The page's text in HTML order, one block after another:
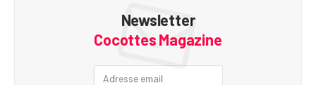
Newsletter
Cocottes Magazine